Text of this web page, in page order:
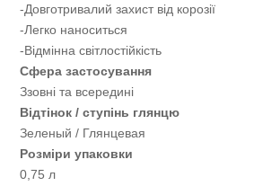
-Довготривалий захист від корозії
-Легко наноситься
-Відмінна світлостійкість
Сфера застосування
Ззовні та всередині
Відтінок / ступінь глянцю
Зеленый / Глянцевая
Розміри упаковки
0,75 л